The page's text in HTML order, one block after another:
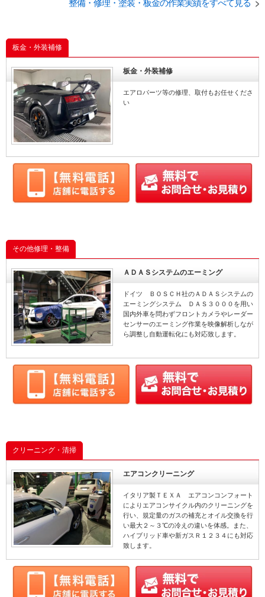
交換
取り付け
点検
タイヤ
土日営業
取付
グー故障診断
取り付け
点検
タイヤ
グー故障診断
交換
点検
グー故障診断
整備・修理・塗装・板金の作業実績をすべて見る
板金・外装補修
板金・外装補修
エアロパーツ等の修理、取付もお任せくださ
い
その他修理・整備
ＡＤＡＳシステムのエーミング
ドイツ ＢＯＳＣＨ社のＡＤＡＳシステムの
エーミングシステム ＤＡＳ３０００を用い
国内外車を問わずフロントカメラやレーダー
センサーのエーミング作業を映像解析しなが
ら調整し自動運転化にも対応致します。
クリーニング・清掃
エアコンクリーニング
イタリア製ＴＥＸＡ エアコンコンフォート
によりエアコンサイクル内のクリーニングを
行い、規定量のガスの補充とオイル交換を行
い最大２～３℃の冷えの違いを体感。また、
ハイブリッド車や新ガスＲ１２３４にも対応
致します。